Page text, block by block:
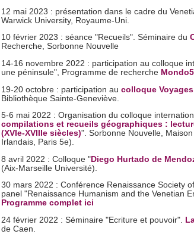
12 mai 2023 : présentation dans le cadre du
Warwick University, Royaume-Uni.
10 février 2023 : séance "Recueils". Séminaire du
Recherche, Sorbonne Nouvelle
14-16 novembre 2022 : participation au colloque
une péninsule", Programme de recherche
19-20 octobre : participation au colloque
Bibliothèque Sainte-Geneviève.
5-6 mai 2022 : Organisation du colloque
compilations et recueils géographiques :
(XVIe-XVIIIe siècles)". Sorbonne Nouvelle,
Irlandais, Paris 5e).
8 avril 2022 : Colloque "Diego Hurtado de
(Aix-Marseille Université).
30 mars 2022 : Conférence Renaissance Society
panel "Renaissance Humanism and the Venetian
Programme complet ici
24 février 2022 : Séminaire "Ecriture et pouvoir".
de Caen.